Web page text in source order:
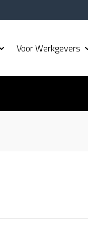
Voor Werkgevers